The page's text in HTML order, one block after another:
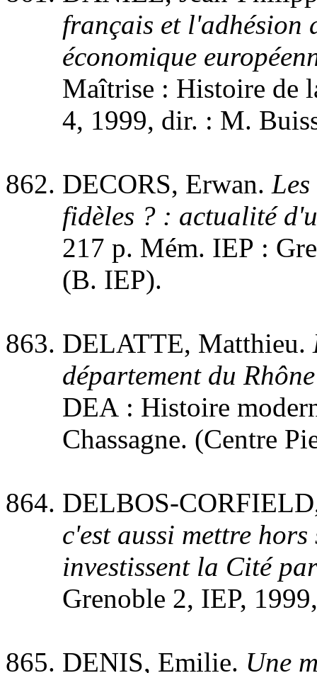
français et l'adhésion
économique
Maîtrise : Histoire de
4, 1999, dir. : M.
DECORS, Erwan.
fidèles ? : actualité
217 p. Mém. IEP :
(B. IEP).
DELATTE, Matthieu.
département du
DEA : Histoire
Chassagne. (Centre
DELBOS-
c'est aussi mettre
investissent la Cité
Grenoble 2, IEP,
DENIS, Emilie. Une